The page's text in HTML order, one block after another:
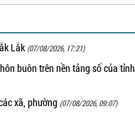
Lắk (07/08/2026, 17:21)
buôn trên nền tảng số của tỉnh
xã, phường (07/08/2026, 09:07)